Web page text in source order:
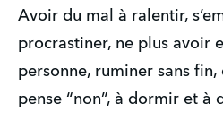
Avoir du mal à ralentir,
procrastiner, ne plus avoir
personne, ruminer sans fin,
pense “non”, à dormir et à